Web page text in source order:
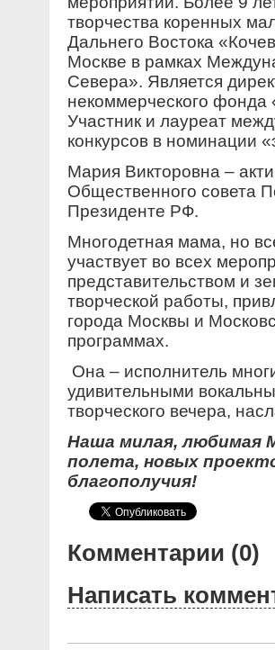
творчества коренных
Дальнего Востока
Москве в рамках
Севера». Является
некоммерческого фонда
Участник и лауреат
конкурсов в номинации
Мария Викторовна –
Общественного совета
Президенте РФ.
Многодетная мама, но
участвует во всех
представительством и
творческой работы,
города Москвы и
программах.
Она – исполнитель
удивительными
творческого вечера,
Наша милая, любимая
полета, новых
благополучия!
Комментарии (0)
Написать